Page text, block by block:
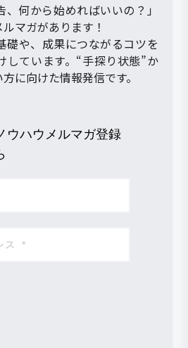
、何から始めればいいの？」
マガがあります！
礎や、成果につながるコツを
しています。“手探り状態”か
に向けた情報発信です。
ウハウメルマガ登録